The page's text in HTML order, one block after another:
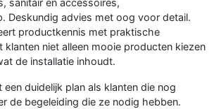
Deskundig advies met oog voor detail.
productkennis met praktische
klanten niet alleen mooie producten kiezen
de installatie inhoudt.
een duidelijk plan als klanten die nog
de begeleiding die ze nodig hebben.